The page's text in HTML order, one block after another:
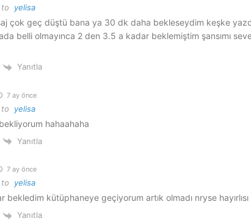
to yelisa
çok geç düştü bana ya 30 dk daha bekleseydim keşke
belli olmayınca 2 den 3.5 a kadar beklemiştim şansımı
Yanıtla
7 ay önce
to yelisa
hahaahaha
Yanıtla
7 ay önce
to yelisa
bekledim kütüphaneye geçiyorum artık olmadı nryse hayırlısı
Yanıtla